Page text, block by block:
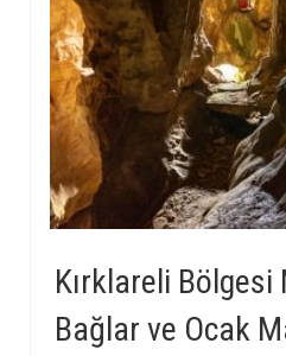
Kırklareli Bölgesi
Bağlar ve Ocak